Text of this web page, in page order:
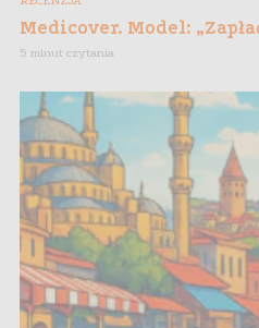
Medicover. Model:
5 minut czytania